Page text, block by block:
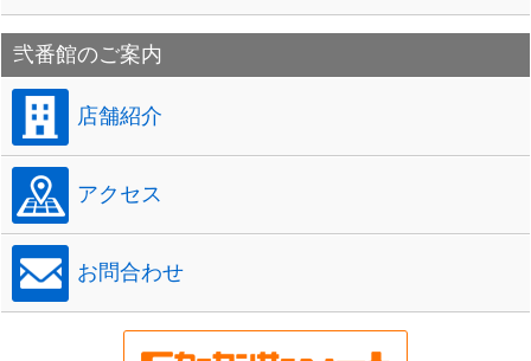
弐番館のご案内
店舗紹介
アクセス
お問合わせ